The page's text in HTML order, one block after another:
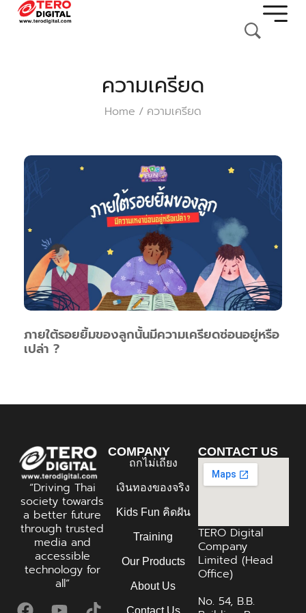
ความเครียด
Home / ความเครียด
ภายใต้รอยยิ้มของลูกนั้นมีความเครียดซ่อนอยู่หรือ
เปล่า ?
“Driving Thai
society towards
a better future
through trusted
media and
accessible
technology for
all”
COMPANY
ถกไม่เถียง
เงินทองของจริง
Kids Fun คิดฝัน
Training
Our Products
About Us
Contact Us
CONTACT US
TERO Digital
Company
Limited (Head
Office)
No. 54, B.B.